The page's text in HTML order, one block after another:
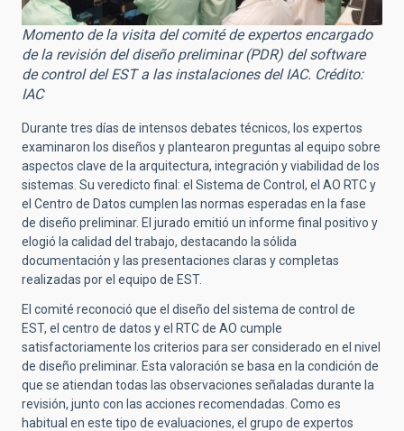
Momento de la visita del comité de expertos encargado
de la revisión del diseño preliminar (PDR) del software
de control del EST a las instalaciones del IAC. Crédito:
IAC
Durante tres días de intensos debates técnicos, los expertos
examinaron los diseños y plantearon preguntas al equipo sobre
aspectos clave de la arquitectura, integración y viabilidad de los
sistemas. Su veredicto final: el Sistema de Control, el AO RTC y
el Centro de Datos cumplen las normas esperadas en la fase
de diseño preliminar. El jurado emitió un informe final positivo y
elogió la calidad del trabajo, destacando la sólida
documentación y las presentaciones claras y completas
realizadas por el equipo de EST.
El comité reconoció que el diseño del sistema de control de
EST, el centro de datos y el RTC de AO cumple
satisfactoriamente los criterios para ser considerado en el nivel
de diseño preliminar. Esta valoración se basa en la condición de
que se atiendan todas las observaciones señaladas durante la
revisión, junto con las acciones recomendadas. Como es
habitual en este tipo de evaluaciones, el grupo de expertos